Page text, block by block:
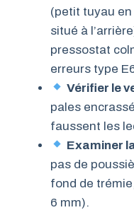
(petit tuyau
situé à
pressostat
erreurs type
Vérifier le
pales
faussent les
Examiner
pas de
fond de
6 mm).